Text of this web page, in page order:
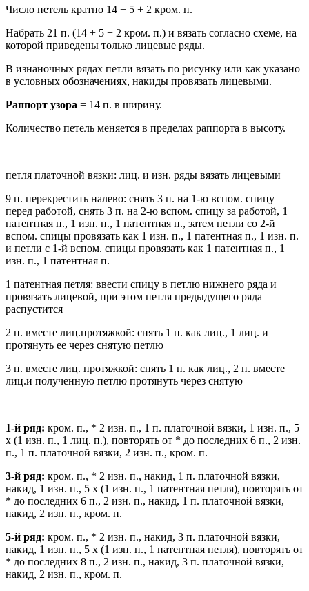
Число петель кратно 14 + 5 + 2 кром. п.
Набрать 21 п. (14 + 5 + 2 кром. п.) и вязать согласно схеме, на
которой приведены только лицевые ряды.
В изнаночных рядах петли вязать по рисунку или как указано
в условных обозначениях, накиды провязать лицевыми.
Раппорт узора = 14 п. в ширину.
Количество петель меняется в пределах раппорта в высоту.
петля платочной вязки: лиц. и изн. ряды вязать лицевыми
9 п. перекрестить налево: снять 3 п. на 1-ю вспом. спицу
перед работой, снять 3 п. на 2-ю вспом. спицу за работой, 1
патентная п., 1 изн. п., 1 патентная п., затем петли со 2-й
вспом. спицы провязать как 1 изн. п., 1 патентная п., 1 изн. п.
и петли с 1-й вспом. спицы провязать как 1 патентная п., 1
изн. п., 1 патентная п.
1 патентная петля: ввести спицу в петлю нижнего ряда и
провязать лицевой, при этом петля предыдущего ряда
распустится
2 п. вместе лиц.протяжкой: снять 1 п. как лиц., 1 лиц. и
протянуть ее через снятую петлю
3 п. вместе лиц. протяжкой: снять 1 п. как лиц., 2 п. вместе
лиц.и полученную петлю протянуть через снятую
1-й ряд: кром. п., * 2 изн. п., 1 п. платочной вязки, 1 изн. п., 5
x (1 изн. п., 1 лиц. п.), повторять от * до последних 6 п., 2 изн.
п., 1 п. платочной вязки, 2 изн. п., кром. п.
3-й ряд: кром. п., * 2 изн. п., накид, 1 п. платочной вязки,
накид, 1 изн. п., 5 x (1 изн. п., 1 патентная петля), повторять от
* до последних 6 п., 2 изн. п., накид, 1 п. платочной вязки,
накид, 2 изн. п., кром. п.
5-й ряд: кром. п., * 2 изн. п., накид, 3 п. платочной вязки,
накид, 1 изн. п., 5 x (1 изн. п., 1 патентная петля), повторять от
* до последних 8 п., 2 изн. п., накид, 3 п. платочной вязки,
накид, 2 изн. п., кром. п.